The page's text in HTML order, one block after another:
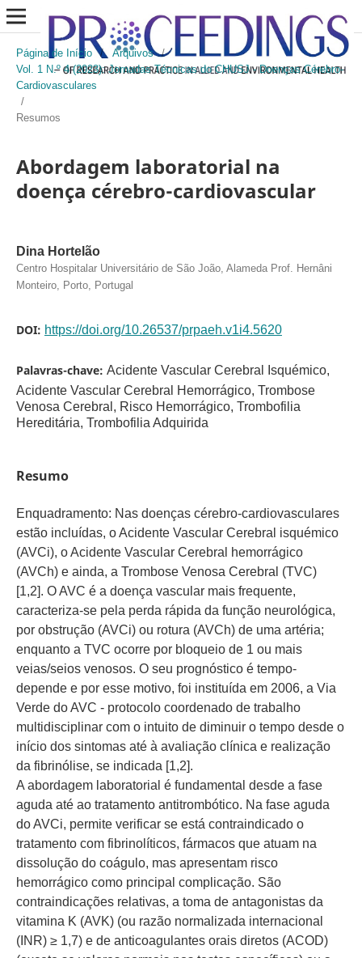
Página de Início / Arquivos
/
Vol. 1 N.º 4 (2023): Jornadas Técnicas do CHUSJ - Doenças Cérebro-
Cardiovasculares
/
Resumos
Abordagem laboratorial na
doença cérebro-cardiovascular
Dina Hortelão
Centro Hospitalar Universitário de São João, Alameda Prof. Hernâni
Monteiro, Porto, Portugal
DOI: https://doi.org/10.26537/prpaeh.v1i4.5620
Palavras-chave: Acidente Vascular Cerebral Isquémico,
Acidente Vascular Cerebral Hemorrágico, Trombose
Venosa Cerebral, Risco Hemorrágico, Trombofilia
Hereditária, Trombofilia Adquirida
Resumo
Enquadramento: Nas doenças cérebro-cardiovasculares
estão incluídas, o Acidente Vascular Cerebral isquémico
(AVCi), o Acidente Vascular Cerebral hemorrágico
(AVCh) e ainda, a Trombose Venosa Cerebral (TVC)
[1,2]. O AVC é a doença vascular mais frequente,
caracteriza-se pela perda rápida da função neurológica,
por obstrução (AVCi) ou rotura (AVCh) de uma artéria;
enquanto a TVC ocorre por bloqueio de 1 ou mais
veias/seios venosos. O seu prognóstico é tempo-
depende e por esse motivo, foi instituída em 2006, a Via
Verde do AVC - protocolo coordenado de trabalho
multidisciplinar com o intuito de diminuir o tempo desde o
início dos sintomas até à avaliação clínica e realização
da fibrinólise, se indicada [1,2].
A abordagem laboratorial é fundamental desde a fase
aguda até ao tratamento antitrombótico. Na fase aguda
do AVCi, permite verificar se está contraindicado o
tratamento com fibrinolíticos, fármacos que atuam na
dissolução do coágulo, mas apresentam risco
hemorrágico como principal complicação. São
contraindicações relativas, a toma de antagonistas da
vitamina K (AVK) (ou razão normalizada internacional
(INR) ≥ 1,7) e de anticoagulantes orais diretos (ACOD)